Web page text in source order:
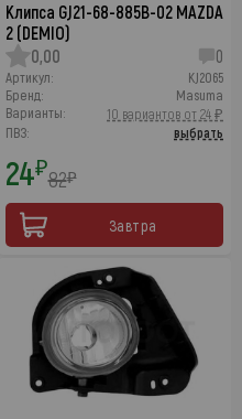
Клипса GJ21-68-885B-02 MAZDA
2 (DEMIO)
0,00
0
Артикул:
KJ2065
Бренд:
Masuma
Варианты:
10 вариантов от 24 ₽
ПВЗ:
выбрать
24₽82₽
Завтра